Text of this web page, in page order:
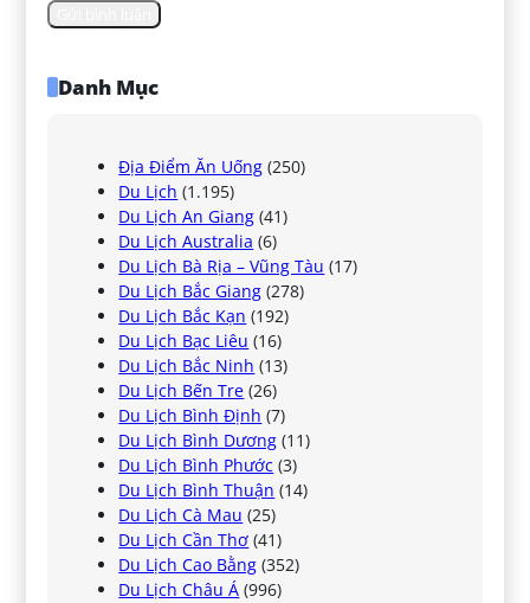
Danh Mục
Địa Điểm Ăn Uống (250)
Du Lịch (1.195)
Du Lịch An Giang (41)
Du Lịch Australia (6)
Du Lịch Bà Rịa – Vũng Tàu (17)
Du Lịch Bắc Giang (278)
Du Lịch Bắc Kạn (192)
Du Lịch Bạc Liêu (16)
Du Lịch Bắc Ninh (13)
Du Lịch Bến Tre (26)
Du Lịch Bình Định (7)
Du Lịch Bình Dương (11)
Du Lịch Bình Phước (3)
Du Lịch Bình Thuận (14)
Du Lịch Cà Mau (25)
Du Lịch Cần Thơ (41)
Du Lịch Cao Bằng (352)
Du Lịch Châu Á (996)